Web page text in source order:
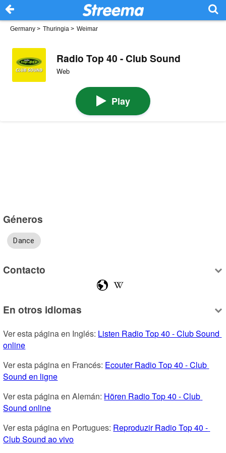
Germany > Thuringia > Weimar
Radio Top 40 - Club Sound
Web
Play
Géneros
Dance
Contacto
En otros idiomas
Ver esta página en Inglés: Listen Radio Top 40 - Club Sound
online
Ver esta página en Francés: Ecouter Radio Top 40 - Club
Sound en ligne
Ver esta página en Alemán: Hören Radio Top 40 - Club
Sound online
Ver esta página en Portugues: Reproduzir Radio Top 40 -
Club Sound ao vivo